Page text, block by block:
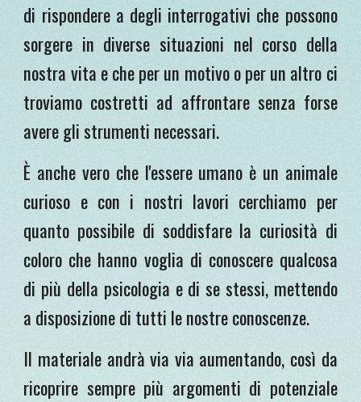
di rispondere a degli interrogativi che possono
sorgere in diverse situazioni nel corso della
nostra vita e che per un motivo o per un altro ci
troviamo costretti ad affrontare senza forse
avere gli strumenti necessari.
È anche vero che l'essere umano è un animale
curioso e con i nostri lavori cerchiamo per
quanto possibile di soddisfare la curiosità di
coloro che hanno voglia di conoscere qualcosa
di più della psicologia e di se stessi, mettendo
a disposizione di tutti le nostre conoscenze.
Il materiale andrà via via aumentando, così da
ricoprire sempre più argomenti di potenziale